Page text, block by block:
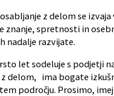
z delom se
znanje, spretnosti in
nadalje razvijate.
let sodeluje s podjetji
delom, ima bogate
področju. Prosimo,